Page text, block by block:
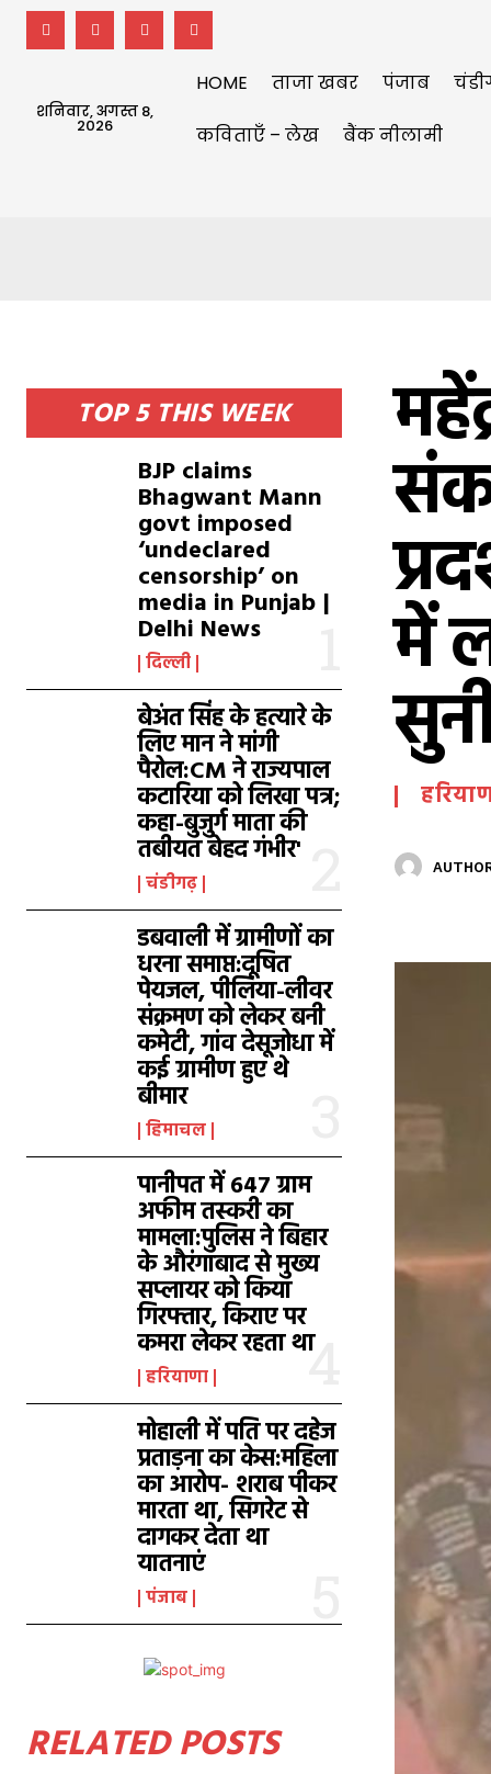
शनिवार, अगस्त 8,
2026
HOME ताजा खबर पंजाब
कविताएँ – लेख बैंक नीलामी
TOP 5 THIS WEEK
BJP claims
Bhagwant Mann
govt imposed
‘undeclared
censorship’ on
media in Punjab |
Delhi News
दिल्ली
बेअंत सिंह के हत्यारे के
लिए मान ने मांगी
पैरोल:CM ने राज्यपाल
कटारिया को लिखा पत्र;
कहा-बुजुर्ग माता की
तबीयत बेहद गंभीर'
चंडीगढ़
डबवाली में ग्रामीणों का
धरना समाप्त:दूषित
पेयजल, पीलिया-लीवर
संक्रमण को लेकर बनी
कमेटी, गांव देसूजोधा में
कई ग्रामीण हुए थे
बीमार
हिमाचल
पानीपत में 647 ग्राम
अफीम तस्करी का
मामला:पुलिस ने बिहार
के औरंगाबाद से मुख्य
सप्लायर को किया
गिरफ्तार, किराए पर
कमरा लेकर रहता था
हरियाणा
मोहाली में पति पर दहेज
प्रताड़ना का केस:महिला
का आरोप- शराब पीकर
मारता था, सिगरेट से
दागकर देता था
यातनाएं
पंजाब
RELATED POSTS
में